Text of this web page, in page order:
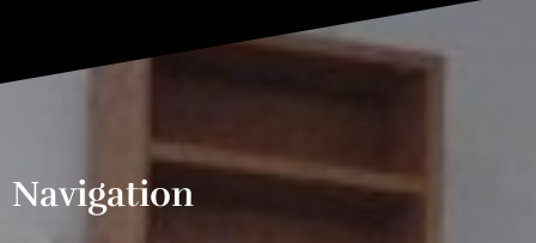
Navigation